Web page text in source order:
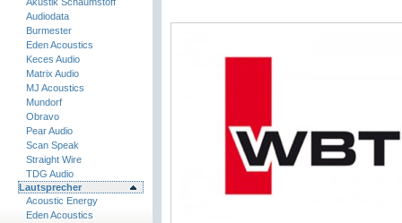
Audiodata
Burmester
Eden Acoustics
Keces Audio
Matrix Audio
MJ Acoustics
Mundorf
Obravo
Pear Audio
Scan Speak
Straight Wire
TDG Audio
Lautsprecher
Acoustic Energy
Eden Acoustics